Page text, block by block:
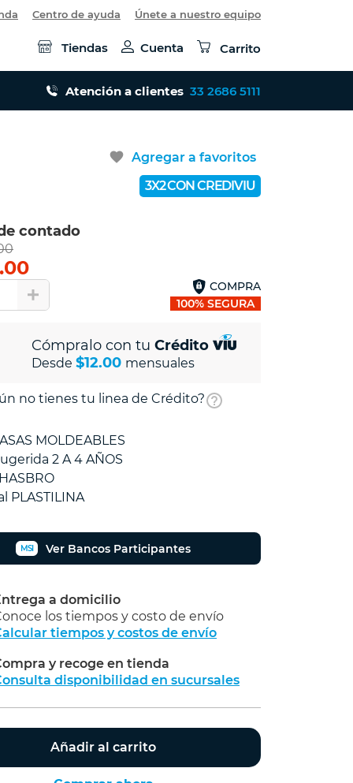
Centro de ayuda Únete a nuestro equipo
Tiendas Cuenta Carrito
Atención a clientes 33 2686 5111
favorite Agregar a favoritos
contado
3X2 CON CREDIVIU
COMPRA
100% SEGURA
Cómpralo con tu Crédito
Desde $12.00 mensuales
no tienes tu linea de Crédito?
MOLDEABLES
2 A 4 AÑOS
PLASTILINA
MSI Ver Bancos Participantes
a domicilio
los tiempos y costo de envío
tiempos y costos de envío
Calcular
y recoge en tienda
disponibilidad en sucursales
Añadir al carrito